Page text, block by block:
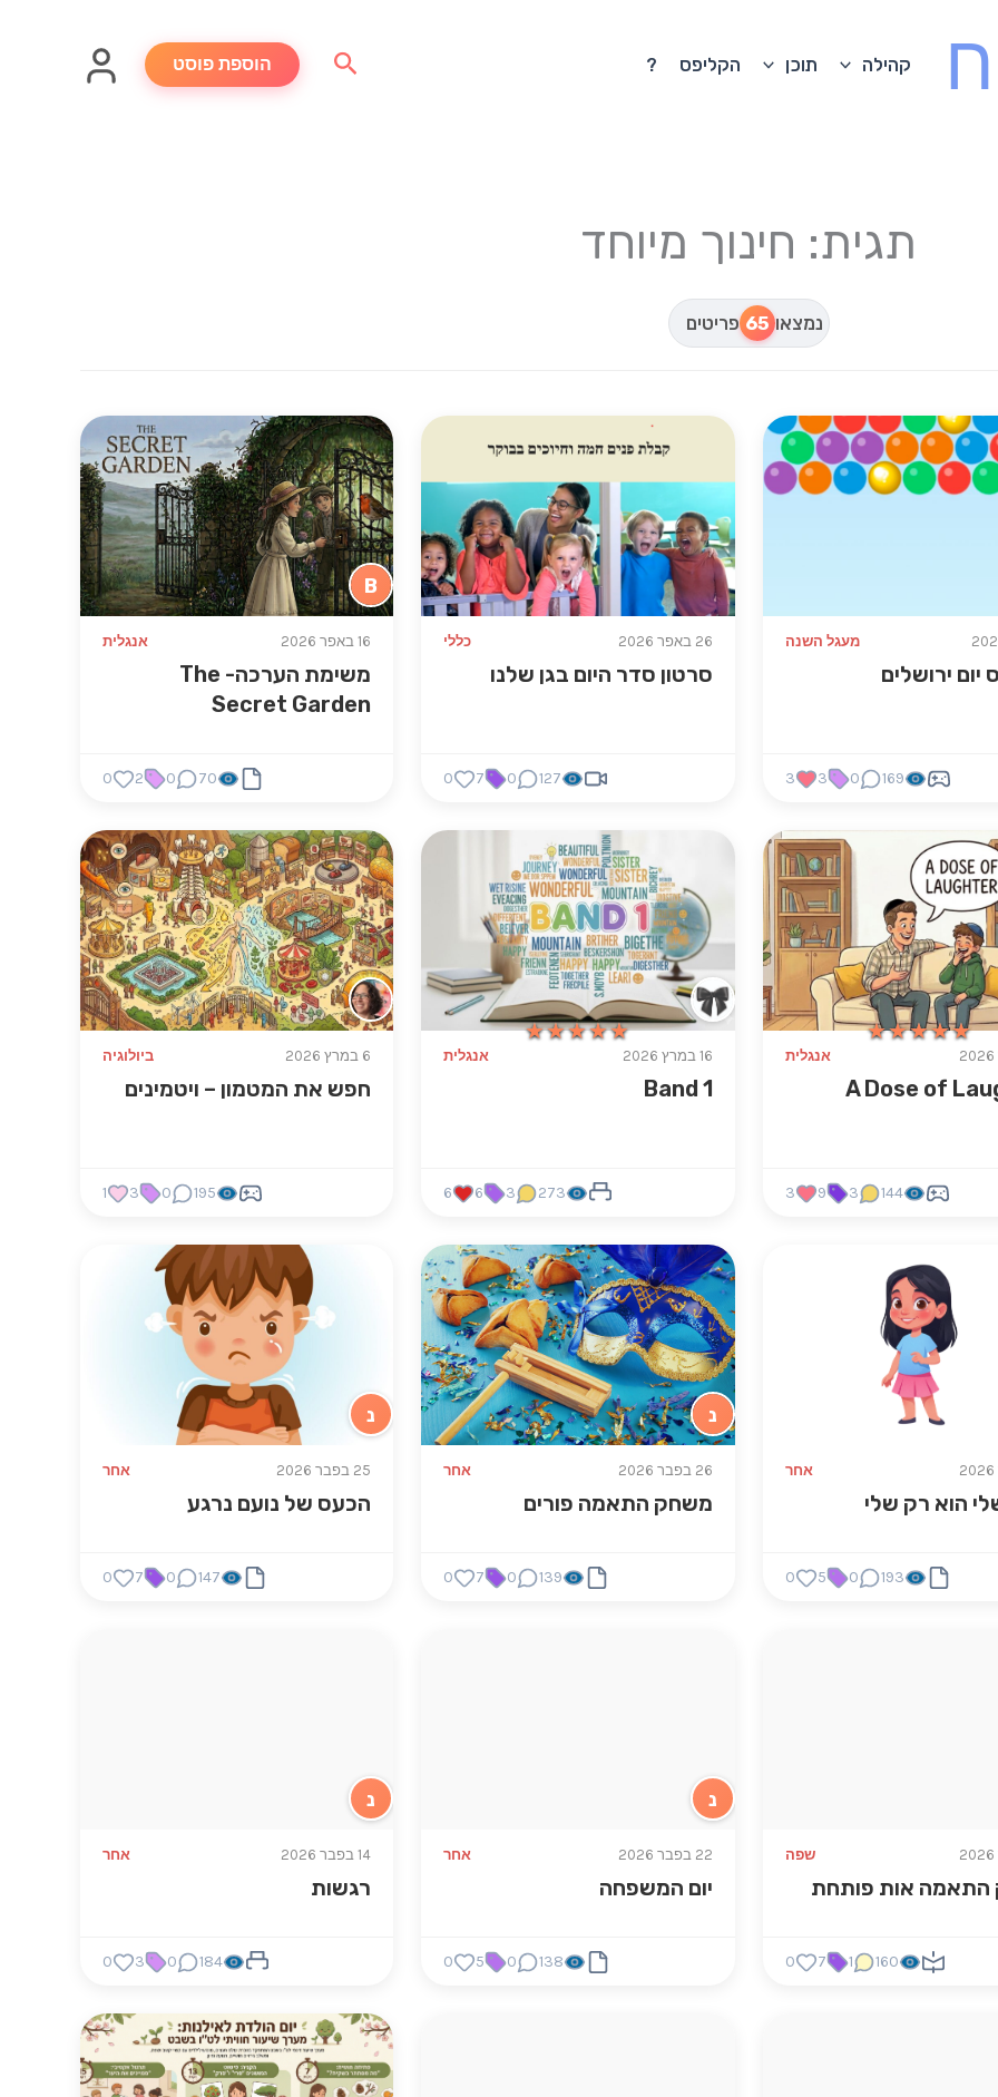
קהילה תוכן הקליפס ? חיפוש הוספת פוסט
תגית: חינוך מיוחד
נמצאו 65 פריטים
מעגל השנה
ירושלים
169
0
3
3
26 באפר 2026 כללי
סרטון סדר היום בגן שלנו
127
0
7
0
B
16 באפר 2026 אנגלית
משימת הערכה- The
Secret Garden
70
0
2
0
★★★★★
★★★★★
אנגלית
A Dose of
144
3
9
3
★★★★★
★★★★★
16 במרץ 2026 אנגלית
Band 1
273
3
6
6
6 במרץ 2026 ביולוגיה
חפש את המטמון – ויטמינים
195
0
3
1
אחר
הוא רק שלי
193
0
5
0
נ
26 בפבר 2026 אחר
משחק התאמה פורים
139
0
7
0
נ
25 בפבר 2026 אחר
הכעס של נועם נרגע
147
0
7
0
שפה
אות פותחת
160
1
7
0
נ
22 בפבר 2026 אחר
יום המשפחה
138
0
5
0
נ
14 בפבר 2026 אחר
רגשות
184
0
3
0